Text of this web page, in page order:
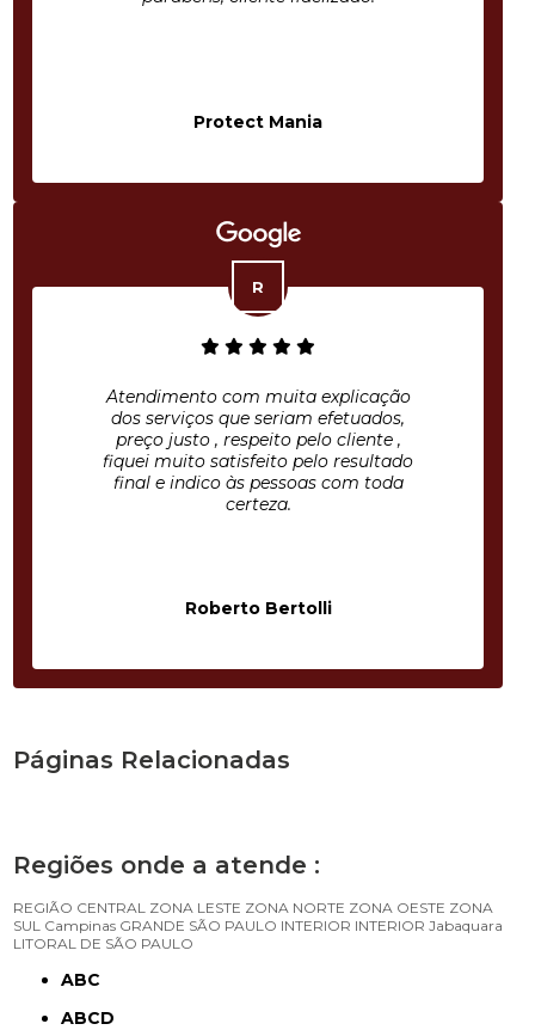
Protect Mania
Atendimento com muita explicação
dos serviços que seriam efetuados,
preço justo , respeito pelo cliente ,
fiquei muito satisfeito pelo resultado
final e indico às pessoas com toda
certeza.
Roberto Bertolli
Páginas Relacionadas
Regiões onde a atende :
REGIÃO CENTRAL ZONA LESTE ZONA NORTE ZONA OESTE ZONA
SUL Campinas GRANDE SÃO PAULO INTERIOR INTERIOR Jabaquara
LITORAL DE SÃO PAULO
ABC
ABCD